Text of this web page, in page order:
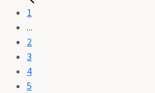
1
...
2
3
4
5